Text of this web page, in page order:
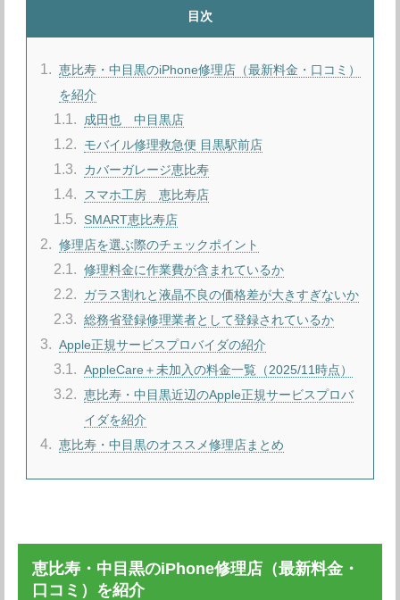
目次
1
恵比寿・中目黒のiPhone修理店（最新料金・口コミ）
を紹介
1.1 成田也 中目黒店
1.2 モバイル修理救急便 目黒駅前店
1.3 カバーガレージ恵比寿
1.4 スマホ工房 恵比寿店
1.5 SMART恵比寿店
2 修理店を選ぶ際のチェックポイント
2.1 修理料金に作業費が含まれているか
2.2 ガラス割れと液晶不良の価格差が大きすぎないか
2.3 総務省登録修理業者として登録されているか
3 Apple正規サービスプロバイダの紹介
3.1 AppleCare＋未加入の料金一覧（2025/11時点）
3.2
恵比寿・中目黒近辺のApple正規サービスプロバ
イダを紹介
4 恵比寿・中目黒のオススメ修理店まとめ
恵比寿・中目黒のiPhone修理店（最新料金・
口コミ）を紹介